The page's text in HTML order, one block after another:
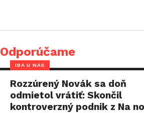
Odporúčame
IBA U NÁS
Rozzúrený Novák sa doň
odmietol vrátiť: Skončil
kontroverzný podnik z Na